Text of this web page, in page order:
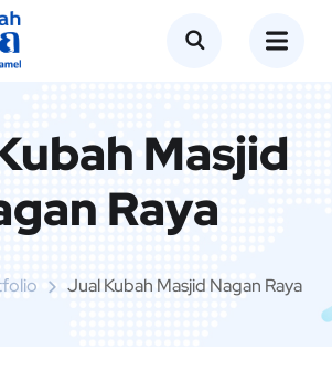
Masjid
Raya
Jual Kubah Masjid Nagan Raya